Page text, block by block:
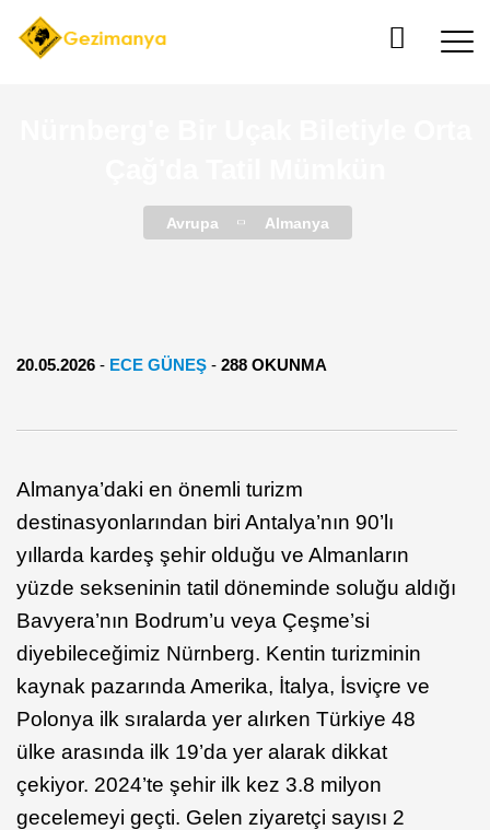
Avrupa Almanya
20.05.2026 - ECE GÜNEŞ - 288 OKUNMA
Almanya’daki en önemli turizm
destinasyonlarından biri Antalya’nın 90’lı
yıllarda kardeş şehir olduğu ve Almanların
yüzde sekseninin tatil döneminde soluğu aldığı
Bavyera’nın Bodrum’u veya Çeşme’si
diyebileceğimiz Nürnberg. Kentin turizminin
kaynak pazarında Amerika, İtalya, İsviçre ve
Polonya ilk sıralarda yer alırken Türkiye 48
ülke arasında ilk 19’da yer alarak dikkat
çekiyor. 2024’te şehir ilk kez 3.8 milyon
gecelemeyi geçti. Gelen ziyaretçi sayısı 2